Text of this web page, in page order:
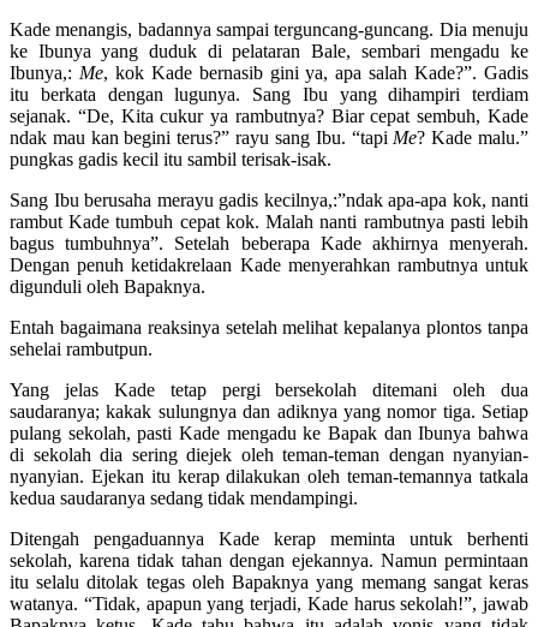
Kade menangis, badannya sampai terguncang-guncang. Dia menuju
ke Ibunya yang duduk di pelataran Bale, sembari mengadu ke
Ibunya,: Me, kok Kade bernasib gini ya, apa salah Kade?”. Gadis
itu berkata dengan lugunya. Sang Ibu yang dihampiri terdiam
sejanak. “De, Kita cukur ya rambutnya? Biar cepat sembuh, Kade
ndak mau kan begini terus?” rayu sang Ibu. “tapi Me? Kade malu.”
pungkas gadis kecil itu sambil terisak-isak.
Sang Ibu berusaha merayu gadis kecilnya,:”ndak apa-apa kok, nanti
rambut Kade tumbuh cepat kok. Malah nanti rambutnya pasti lebih
bagus tumbuhnya”. Setelah beberapa Kade akhirnya menyerah.
Dengan penuh ketidakrelaan Kade menyerahkan rambutnya untuk
digunduli oleh Bapaknya.
Entah bagaimana reaksinya setelah melihat kepalanya plontos tanpa
sehelai rambutpun.
Yang jelas Kade tetap pergi bersekolah ditemani oleh dua
saudaranya; kakak sulungnya dan adiknya yang nomor tiga. Setiap
pulang sekolah, pasti Kade mengadu ke Bapak dan Ibunya bahwa
di sekolah dia sering diejek oleh teman-teman dengan nyanyian-
nyanyian. Ejekan itu kerap dilakukan oleh teman-temannya tatkala
kedua saudaranya sedang tidak mendampingi.
Ditengah pengaduannya Kade kerap meminta untuk berhenti
sekolah, karena tidak tahan dengan ejekannya. Namun permintaan
itu selalu ditolak tegas oleh Bapaknya yang memang sangat keras
watanya. “Tidak, apapun yang terjadi, Kade harus sekolah!”, jawab